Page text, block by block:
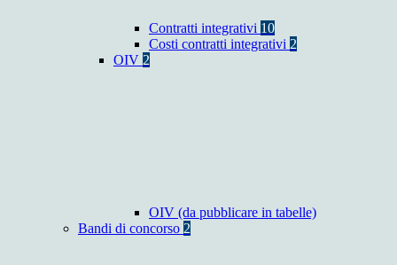
Contratti integrativi 10
Costi contratti integrativi 2
OIV 2
OIV (da pubblicare in tabelle)
Bandi di concorso 2